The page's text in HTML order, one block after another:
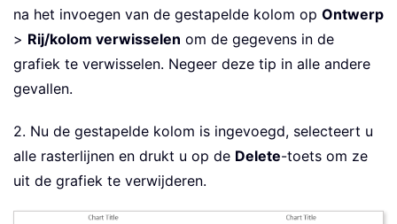
na het invoegen van de gestapelde kolom op Ontwerp
> Rij/kolom verwisselen om de gegevens in de
grafiek te verwisselen. Negeer deze tip in alle andere
gevallen.
2. Nu de gestapelde kolom is ingevoegd, selecteert u
alle rasterlijnen en drukt u op de Delete-toets om ze
uit de grafiek te verwijderen.